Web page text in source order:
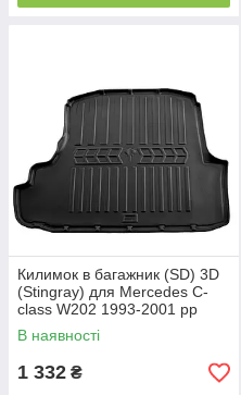
Килимок в багажник (SD) 3D
(Stingray) для Mercedes C-
class W202 1993-2001 рр
В наявності
1 332 ₴